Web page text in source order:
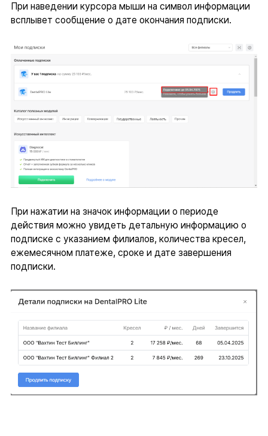
При наведении курсора мыши на символ информации
всплывет сообщение о дате окончания подписки.
При нажатии на значок информации о периоде
действия можно увидеть детальную информацию о
подписке с указанием филиалов, количества кресел,
ежемесячном платеже, сроке и дате завершения
подписки.